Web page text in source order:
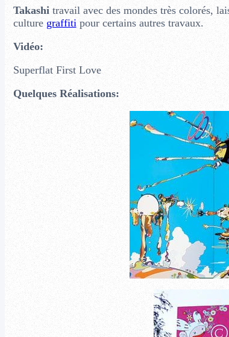
Takashi travail avec des mondes très colorés,
culture graffiti pour certains autres travaux.
Vidéo:
Superflat First Love
Quelques Réalisations: